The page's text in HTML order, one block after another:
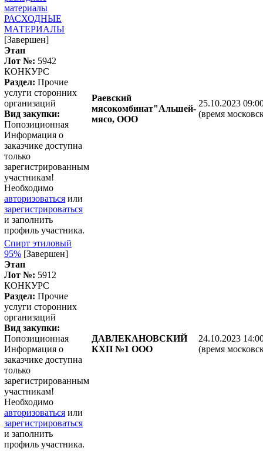
материалы
РАСХОДНЫЕ
МАТЕРИАЛЫ
[Завершен]
Этап
Лот №: 5942
КОНКУРС
Раздел: Прочие
услуги сторонних
организаций
Вид закупки:
Попозиционная
Информация о
заказчике доступна
только
зарегистрированным
участникам!
Необходимо
авторизоваться или
зарегистрироваться
и заполнить
профиль участника.
Раевский
мясокомбинат"Альшей-
мясо, ООО
25.10.2023
(время
Спирт этиловый
95% [Завершен]
Этап
Лот №: 5912
КОНКУРС
Раздел: Прочие
услуги сторонних
организаций
Вид закупки:
Попозиционная
Информация о
заказчике доступна
только
зарегистрированным
участникам!
Необходимо
авторизоваться или
зарегистрироваться
и заполнить
профиль участника.
ДАВЛЕКАНОВСКИЙ
КХП №1 ООО
24.10.2023
(время